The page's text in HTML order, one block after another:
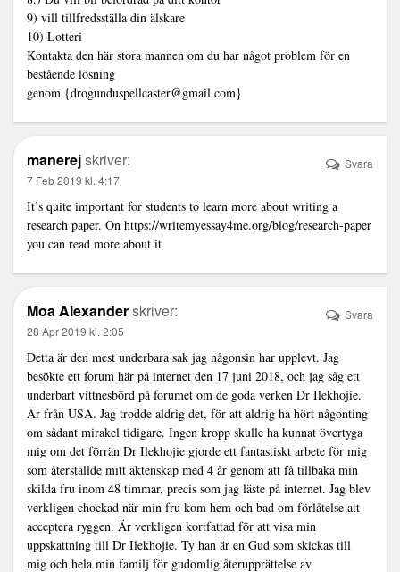
9) vill tillfredsställa din älskare
10) Lotteri
Kontakta den här stora mannen om du har något problem för en
bestående lösning
genom {drogunduspellcaster@gmail.com}
manerejskriver:
7 Feb 2019 kl. 4:17
It’s quite important for students to learn more about writing a
research paper. On https://writemyessay4me.org/blog/research-paper
you can read more about it
Svara
Moa Alexanderskriver:
28 Apr 2019 kl. 2:05
Detta är den mest underbara sak jag någonsin har upplevt. Jag
besökte ett forum här på internet den 17 juni 2018, och jag såg ett
underbart vittnesbörd på forumet om de goda verken Dr Ilekhojie.
Är från USA. Jag trodde aldrig det, för att aldrig ha hört någonting
om sådant mirakel tidigare. Ingen kropp skulle ha kunnat övertyga
mig om det förrän Dr Ilekhojie gjorde ett fantastiskt arbete för mig
som återställde mitt äktenskap med 4 år genom att få tillbaka min
skilda fru inom 48 timmar, precis som jag läste på internet. Jag blev
verkligen chockad när min fru kom hem och bad om förlåtelse att
acceptera ryggen. Är verkligen kortfattad för att visa min
uppskattning till Dr Ilekhojie. Ty han är en Gud som skickas till
mig och hela min familj för gudomlig återupprättelse av
Svara